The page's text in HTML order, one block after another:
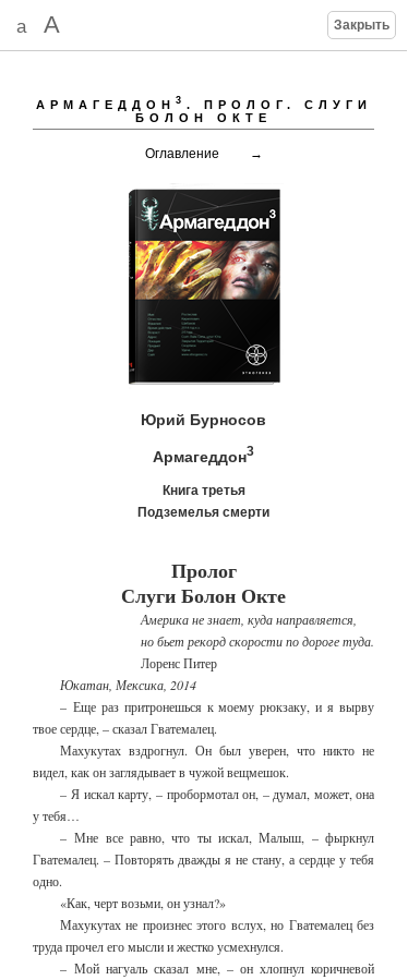
a A Закрыть
АРМАГЕДДОН 3 . ПРОЛОГ. СЛУГИ
БОЛОН ОКТЕ
Оглавление →
Юрий Бурносов
Армагеддон3
Книга третья
Подземелья смерти
Пролог
Слуги Болон Окте
Америка не знает, куда направляется,
но бьет рекорд скорости по дороге туда.
Лоренс Питер
Юкатан, Мексика, 2014
– Еще раз притронешься к моему рюкзаку, и я вырву
твое сердце, – сказал Гватемалец.
Махукутах вздрогнул. Он был уверен, что никто не
видел, как он заглядывает в чужой вещмешок.
– Я искал карту, – пробормотал он, – думал, может, она
у тебя…
– Мне все равно, что ты искал, Малыш, – фыркнул
Гватемалец. – Повторять дважды я не стану, а сердце у тебя
одно.
«Как, черт возьми, он узнал?»
Махукутах не произнес этого вслух, но Гватемалец без
труда прочел его мысли и жестко усмехнулся.
– Мой нагуаль сказал мне, – он хлопнул коричневой